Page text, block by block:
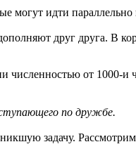
могут идти параллельно
друг друга. В
от 1000-и
по дружбе.
задачу.